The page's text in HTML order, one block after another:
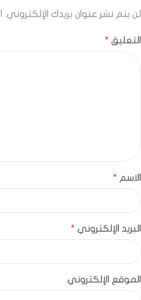
لن يتم نشر عنوان بريدك الإلكتروني.
التعليق *
الاسم *
البريد الإلكتروني *
الموقع الإلكتروني